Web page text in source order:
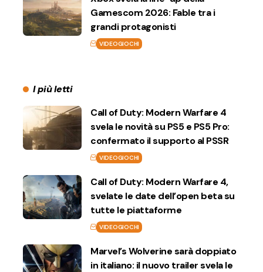
Gamescom 2026: Fable tra i
grandi protagonisti
VIDEOGIOCHI
I più letti
Call of Duty: Modern Warfare 4
svela le novità su PS5 e PS5 Pro:
confermato il supporto al PSSR
VIDEOGIOCHI
Call of Duty: Modern Warfare 4,
svelate le date dell’open beta su
tutte le piattaforme
VIDEOGIOCHI
Marvel’s Wolverine sarà doppiato
in italiano: il nuovo trailer svela le